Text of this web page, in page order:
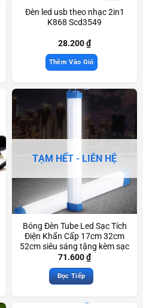
Đèn led usb theo nhạc 2in1
K868 Scd3549
28.200₫
Thêm Vào Giỏ
TẠM HẾT - LIÊN HỆ
Bóng Đèn Tube Led Sạc Tích
Điện Khẩn Cấp 17cm 32cm
52cm siêu sáng tặng kèm sạc
USB dùng khi mất điện
Scd3591
71.600₫
Đọc Tiếp